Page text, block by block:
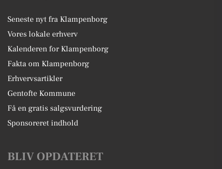
Seneste nyt fra Klampenborg
Vores lokale erhverv
Kalenderen for Klampenborg
Fakta om Klampenborg
Erhvervsartikler
Gentofte Kommune
Få en gratis salgsvurdering
Sponsoreret indhold
BLIV OPDATERET